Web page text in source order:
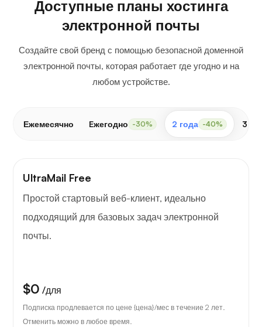
Доступные планы хостинга
электронной почты
Создайте свой бренд с помощью безопасной доменной
электронной почты, которая работает где угодно и на
любом устройстве.
Ежемесячно Eжегодно -30% 2 года -40% 3
UltraMail Free
Простой стартовый веб-клиент, идеально
подходящий для базовых задач электронной
почты.
$0 /для
Подписка продлевается по цене {цена}/мес в течение 2 лет.
Отменить можно в любое время.